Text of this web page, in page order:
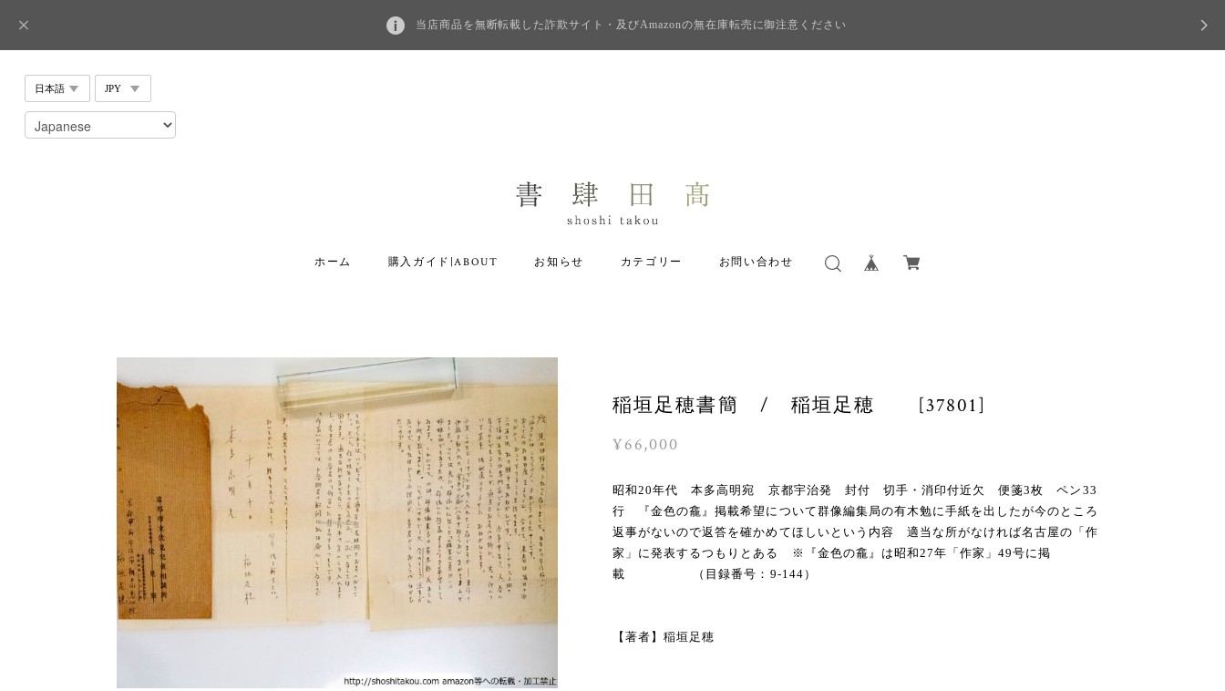
当店商品を無断転載した詐欺サイト・及びAmazonの無在庫転売に御注意ください
ホーム 購入ガイド|ABOUT お知らせ カテゴリー お問い合わせ
稲垣足穂書簡 / 稲垣足穂 [37801]
¥66,000
昭和20年代 本多高明宛 京都宇治発 封付 切手・消印付近欠 便箋3枚 ペン33
行 『金色の龕』掲載希望について群像編集局の有木勉に手紙を出したが今のところ
返事がないので返答を確かめてほしいという内容 適当な所がなければ名古屋の「作
家」に発表するつもりとある ※『金色の龕』は昭和27年「作家」49号に掲
載 （目録番号：9-144）
【著者】稲垣足穂